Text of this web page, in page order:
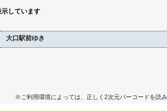
しています
大口駅前ゆき
※ご利用環境によっては、正しく2次元バーコードを読